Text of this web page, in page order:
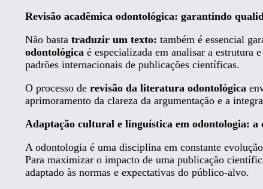
Revisão acadêmica odontológica: garantindo
Não basta traduzir um texto: também é essencial
odontológica é especializada em analisar a estrutura
padrões internacionais de publicações científicas.
O processo de revisão da literatura odontológica
aprimoramento da clareza da argumentação e a
Adaptação cultural e linguística em odontologia:
A odontologia é uma disciplina em constante
Para maximizar o impacto de uma publicação
adaptado às normas e expectativas do público-alvo.